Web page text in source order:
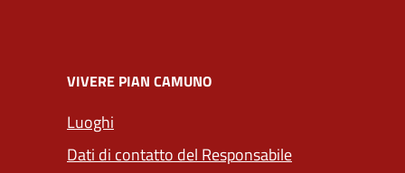
VIVERE PIAN CAMUNO
Luoghi
Dati di contatto del Responsabile